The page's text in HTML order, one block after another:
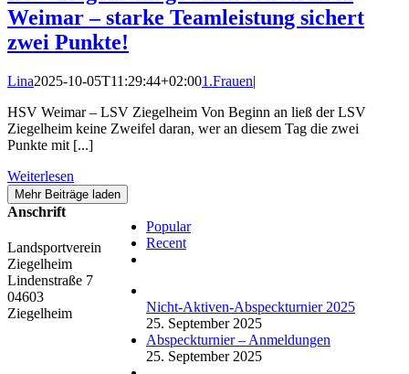
Weimar – starke Teamleistung sichert
zwei Punkte!
Lina2025-10-05T11:29:44+02:001.Frauen|
HSV Weimar – LSV Ziegelheim Von Beginn an ließ der LSV
Ziegelheim keine Zweifel daran, wer an diesem Tag die zwei
Punkte mit [...]
Weiterlesen
Mehr Beiträge laden
Popular
Recent
Nicht-Aktiven-Abspeckturnier 2025
25. September 2025
Abspeckturnier – Anmeldungen
25. September 2025
Anschrift
Landsportverein
Ziegelheim
Lindenstraße 7
04603
Ziegelheim